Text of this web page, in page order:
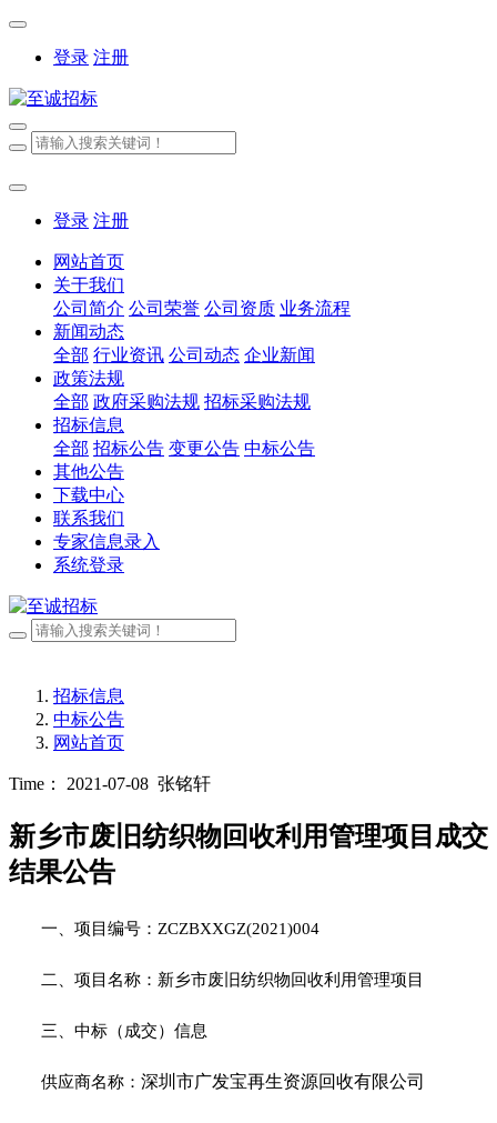
登录 注册
登录 注册
网站首页
关于我们
公司简介 公司荣誉 公司资质 业务流程
新闻动态
全部 行业资讯 公司动态 企业新闻
政策法规
全部 政府采购法规 招标采购法规
招标信息
全部 招标公告 变更公告 中标公告
其他公告
下载中心
联系我们
专家信息录入
系统登录
招标信息
中标公告
网站首页
Time： 2021-07-08 张铭轩
新乡市废旧纺织物回收利用管理项目成交
结果公告
一、项目编号： ZCZBXXGZ(2021)004
二、项目名称：新乡市废旧纺织物回收利用管理项目
三、中标（成交）信息
供应商名称： 深圳市广发宝再生资源回收有限公司